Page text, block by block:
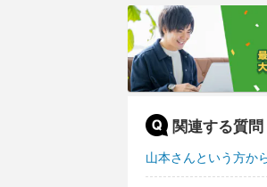
関連する質問
山本さんという方か